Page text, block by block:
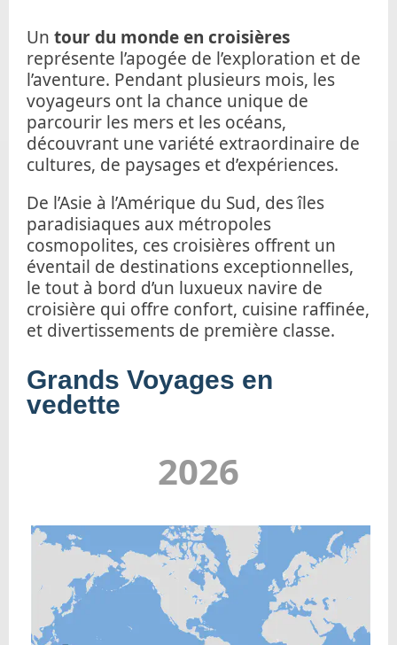
Un tour du monde en croisières
représente l’apogée de l’exploration et de
l’aventure. Pendant plusieurs mois, les
voyageurs ont la chance unique de
parcourir les mers et les océans,
découvrant une variété extraordinaire de
cultures, de paysages et d’expériences.
De l’Asie à l’Amérique du Sud, des îles
paradisiaques aux métropoles
cosmopolites, ces croisières offrent un
éventail de destinations exceptionnelles,
le tout à bord d’un luxueux navire de
croisière qui offre confort, cuisine raffinée,
et divertissements de première classe.
Grands Voyages en
vedette
2026